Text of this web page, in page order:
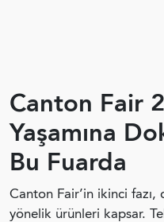
Canton Fair
Yaşamına
Bu Fuarda
Canton Fair’in ikinci fazı,
yönelik ürünleri kapsar.